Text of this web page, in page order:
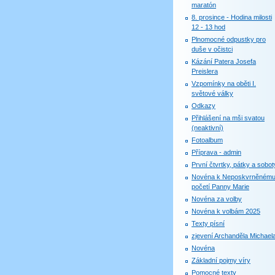
maratón
8. prosince - Hodina milosti
12 - 13 hod
Plnomocné odpustky pro
duše v očistci
Kázání Patera Josefa
Preislera
Vzpomínky na oběti I.
světové války
Odkazy
Přihlášení na mši svatou
(neaktivní)
Fotoalbum
Příprava - admin
První čtvrtky, pátky a
Novéna k Neposkvrněnému
početí Panny Marie
Novéna za volby
Novéna k volbám 2025
Texty písní
zjevení Archanděla
Novéna
Základní pojmy víry
Pomocné texty